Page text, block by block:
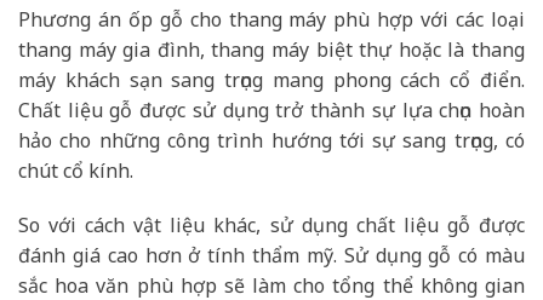
Phương án ốp gỗ cho thang máy phù hợp với các loại
thang máy gia đình, thang máy biệt thự hoặc là thang
máy khách sạn sang trọng mang phong cách cổ điển.
Chất liệu gỗ được sử dụng trở thành sự lựa chọn hoàn
hảo cho những công trình hướng tới sự sang trọng, có
chút cổ kính.
So với cách vật liệu khác, sử dụng chất liệu gỗ được
đánh giá cao hơn ở tính thẩm mỹ. Sử dụng gỗ có màu
sắc hoa văn phù hợp sẽ làm cho tổng thể không gian